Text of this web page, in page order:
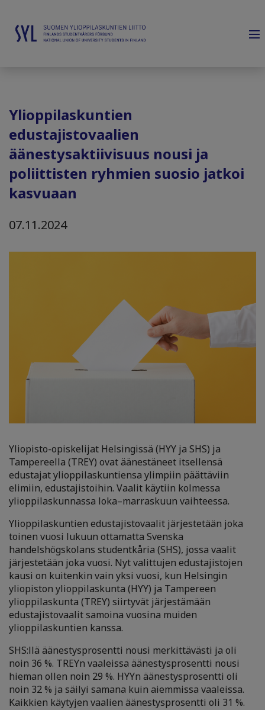
Ylioppilaskuntien
edustajistovaalien
äänestysaktiivisuus nousi ja
poliittisten ryhmien suosio jatkoi
kasvuaan
07.11.2024
Yliopisto-opiskelijat Helsingissä (HYY ja SHS) ja
Tampereella (TREY) ovat äänestäneet itsellensä
edustajat ylioppilaskuntiensa ylimpiin päättäviin
elimiin, edustajistoihin. Vaalit käytiin kolmessa
ylioppilaskunnassa loka–marraskuun vaihteessa.
Ylioppilaskuntien edustajistovaalit järjestetään joka
toinen vuosi lukuun ottamatta Svenska
handelshögskolans studentkåria (SHS), jossa vaalit
järjestetään joka vuosi. Nyt valittujen edustajistojen
kausi on kuitenkin vain yksi vuosi, kun Helsingin
yliopiston ylioppilaskunta (HYY) ja Tampereen
ylioppilaskunta (TREY) siirtyvät järjestämään
edustajistovaalit samoina vuosina muiden
ylioppilaskuntien kanssa.
SHS:llä äänestysprosentti nousi merkittävästi ja oli
noin 36 %. TREYn vaaleissa äänestysprosentti nousi
hieman ollen noin 29 %. HYYn äänestysprosentti oli
noin 32 % ja säilyi samana kuin aiemmissa vaaleissa.
Kaikkien käytyjen vaalien äänestysprosentti oli 31 %.